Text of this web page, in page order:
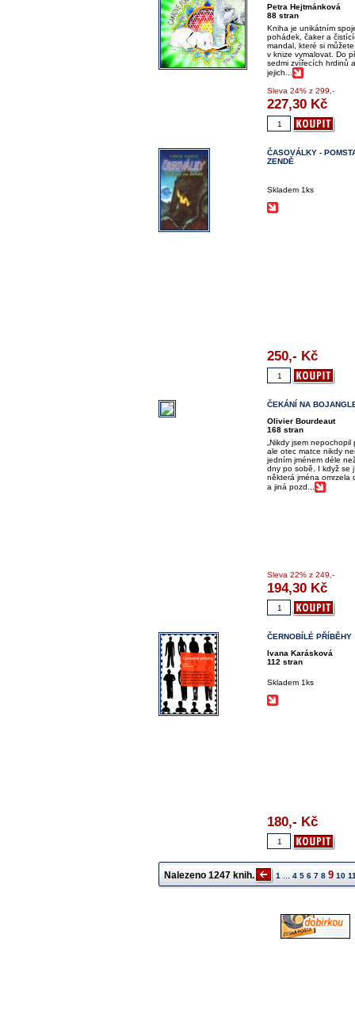
Petra Hejtmánková
88 stran
Kniha je unikátním
pohádek, čaker a
mandal, které si
v knize vymalovat. Do
sedmi zvířecích hrdinů a
jejich...
Sleva 24% z 299,-
227,30 Kč
ČASOVÁLKY -
ZENDĚ
Skladem 1ks
250,- Kč
ČEKÁNÍ NA
Olivier Bourdeaut
168 stran
„Nikdy jsem nepochopil
ale otec matce nikdy
jedním jménem déle
dny po sobě. I když se
některá jména omrzela
a jiná pozd...
Sleva 22% z 249,-
194,30 Kč
ČERNOBÍLÉ PŘÍBĚHY
Ivana Karásková
112 stran
Skladem 1ks
180,- Kč
Nalezeno 1247 knih. 1 4 5 6 7 8 9 10